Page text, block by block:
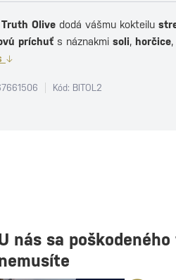
Olive dodá vášmu kokteilu
príchuťs náznakmi soli, horčice,
Kód: BITOL2
nás sa